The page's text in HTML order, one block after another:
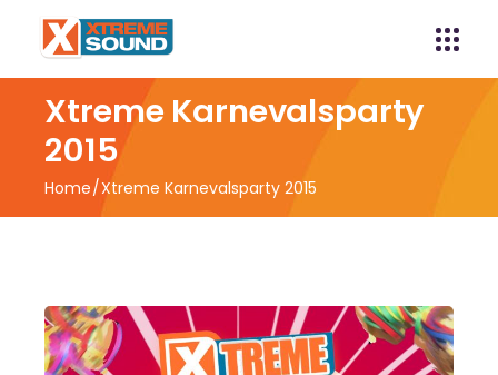
Xtreme Karnevalsparty
2015
Home Xtreme Karnevalsparty 2015